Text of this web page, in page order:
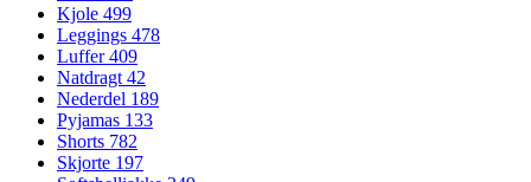
Kjole 499
Leggings 478
Luffer409
Natdragt 42
Nederdel 189
Pyjamas 133
Shorts 782
Skjorte 197